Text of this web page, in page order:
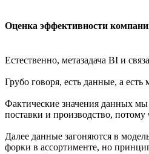
Оценка эффективности
Естественно, метазадача BI и
Грубо говоря, есть данные, а
Фактические значения данных
поставки и производство,
Далее данные загоняются в
форки в ассортименте, но